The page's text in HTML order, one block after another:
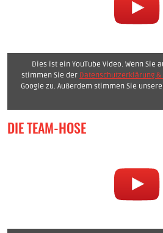
Dies ist ein YouTube Video. Wenn Sie
stimmen Sie der Datenschutzerklärung
Google zu. Außerdem stimmen Sie
DIE TEAM-HOSE